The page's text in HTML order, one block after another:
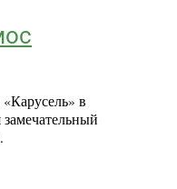
в